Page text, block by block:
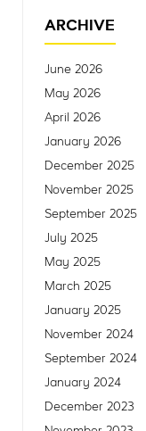
ARCHIVE
June 2026
May 2026
April 2026
January 2026
December 2025
November 2025
September 2025
July 2025
May 2025
March 2025
January 2025
November 2024
September 2024
January 2024
December 2023